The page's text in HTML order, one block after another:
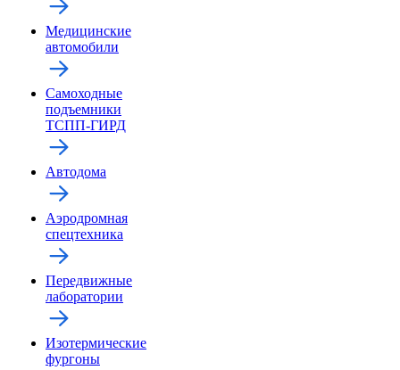
Медицинские
автомобили
Самоходные
подъемники
ТСПП-ГИРД
Автодома
Аэродромная
спецтехника
Передвижные
лаборатории
Изотермические
фургоны